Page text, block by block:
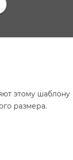
этому шаблону
размера.